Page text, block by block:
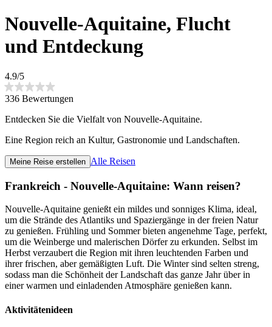
Nouvelle-Aquitaine, Flucht
und Entdeckung
4.9/5
336 Bewertungen
Entdecken Sie die Vielfalt von Nouvelle-Aquitaine.
Eine Region reich an Kultur, Gastronomie und Landschaften.
Meine Reise erstellen Alle Reisen
Frankreich - Nouvelle-Aquitaine: Wann reisen?
Nouvelle-Aquitaine genießt ein mildes und sonniges Klima, ideal,
um die Strände des Atlantiks und Spaziergänge in der freien Natur
zu genießen. Frühling und Sommer bieten angenehme Tage, perfekt,
um die Weinberge und malerischen Dörfer zu erkunden. Selbst im
Herbst verzaubert die Region mit ihren leuchtenden Farben und
ihrer frischen, aber gemäßigten Luft. Die Winter sind selten streng,
sodass man die Schönheit der Landschaft das ganze Jahr über in
einer warmen und einladenden Atmosphäre genießen kann.
Aktivitätenideen